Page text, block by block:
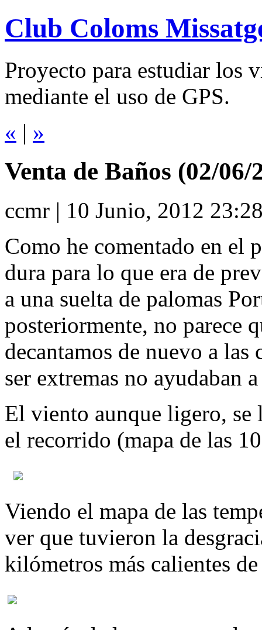
Club Coloms
Proyecto para estudiar los
mediante el uso de GPS.
« | »
Venta de Baños (02/06/
ccmr | 10 Junio, 2012
Como he comentado en el
dura para lo que era de
a una suelta de palomas
posteriormente, no parece
decantamos de nuevo a
ser extremas no ayudaban
El viento aunque ligero, se
el recorrido (mapa de las
Viendo el mapa de las
ver que tuvieron la
kilómetros más calientes de